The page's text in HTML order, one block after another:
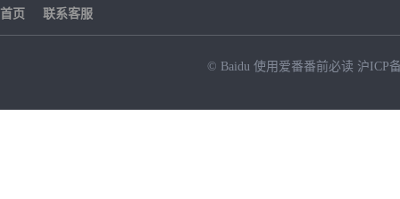
首页 联系客服
© Baidu 使用爱番番前必读 沪ICP